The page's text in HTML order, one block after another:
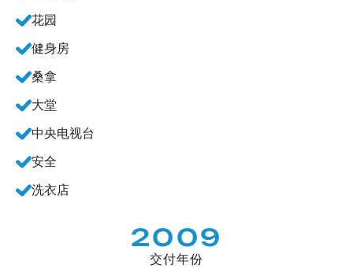
花园
健身房
桑拿
大堂
中央电视台
安全
洗衣店
2009
交付年份